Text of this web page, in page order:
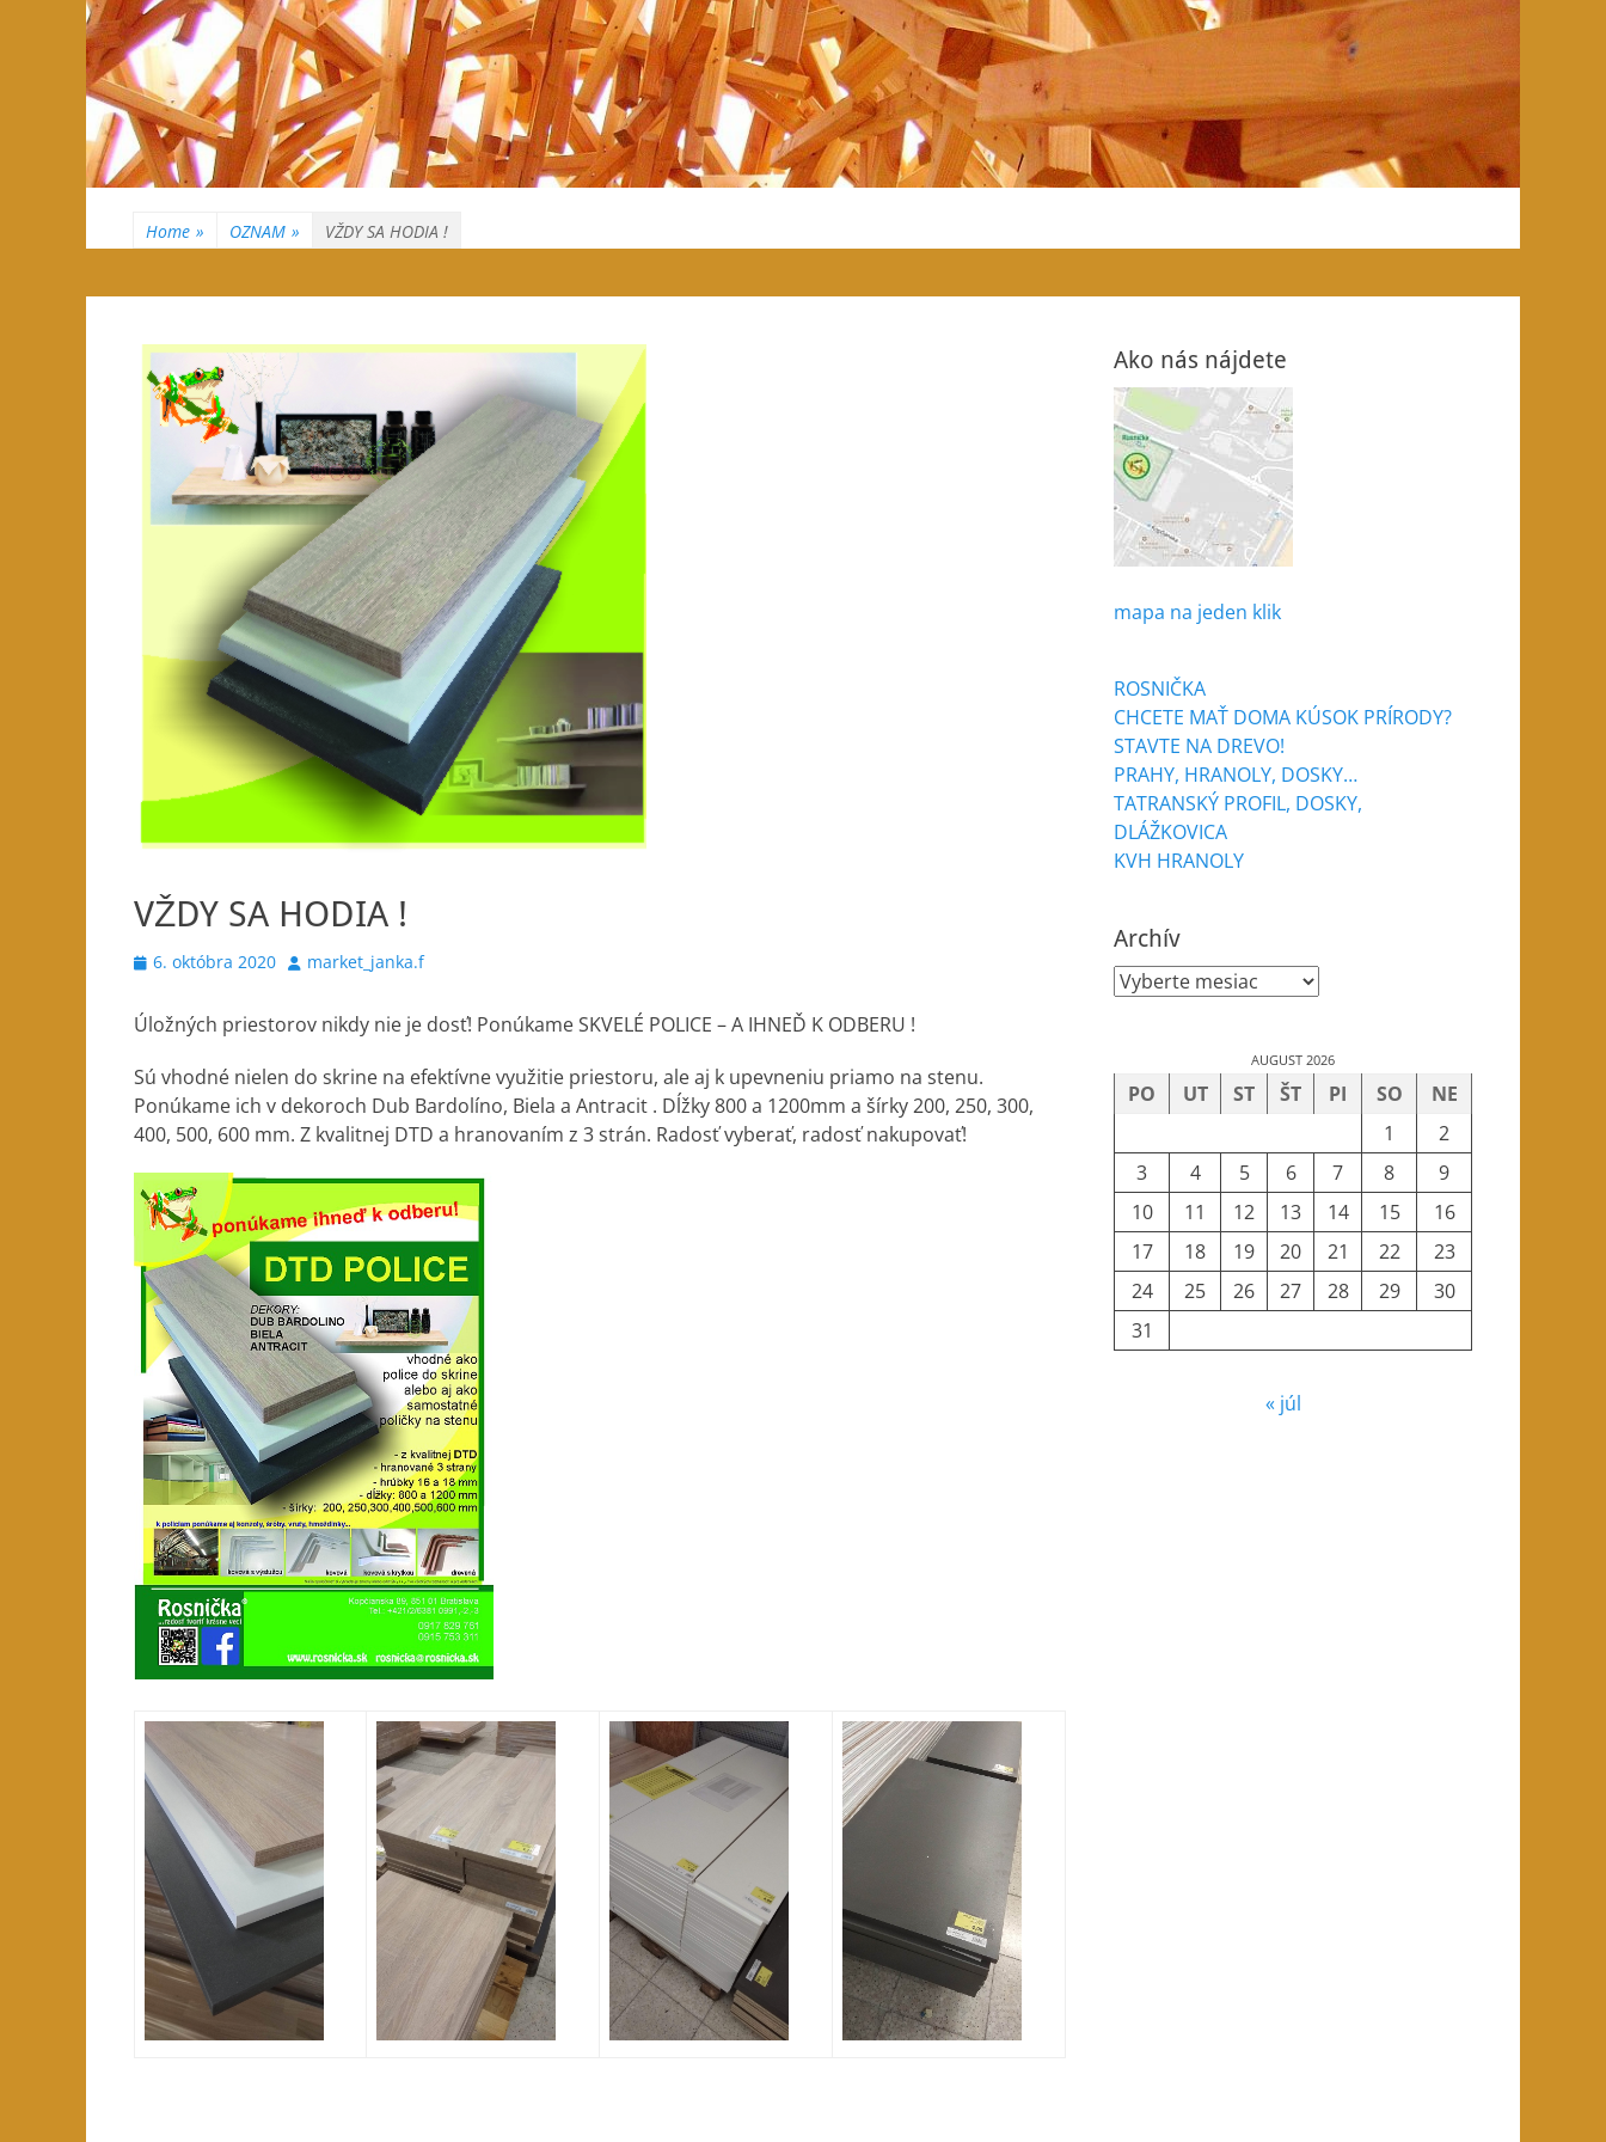
Home » OZNAM » VŽDY SA HODIA !
VŽDY SA HODIA !
Posted
6. októbra 2020 Author
market_janka.f
Úložných priestorov nikdy nie je dosť! Ponúkame SKVELÉ POLICE – A IHNEĎ K ODBERU !
Sú vhodné nielen do skrine na efektívne využitie priestoru, ale aj k upevneniu priamo na stenu.
Ponúkame ich v dekoroch Dub Bardolíno, Biela a Antracit . Dĺžky 800 a 1200mm a šírky 200, 250, 300,
400, 500, 600 mm. Z kvalitnej DTD a hranovaním z 3 strán. Radosť vyberať, radosť nakupovať!
Ako nás nájdete
mapa na jeden klik
ROSNIČKA
CHCETE MAŤ DOMA KÚSOK PRÍRODY?
STAVTE NA DREVO!
PRAHY, HRANOLY, DOSKY…
TATRANSKÝ PROFIL, DOSKY,
DLÁŽKOVICA
KVH HRANOLY
Archív
Archív
AUGUST 2026
PO UT ST ŠT PI SO
NE
1
2
3
4 5 6 7 8
9
10
11 12 13 14 15
16
17
18 19 20 21 22
23
24
25 26 27 28 29
30
31
« júl